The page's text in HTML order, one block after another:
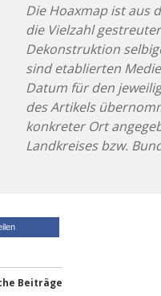
Die Hoaxmap ist aus
die Vielzahl
Dekonstruktion
sind etablierten
Datum für den
des Artikels
konkreter Ort
Landkreises bzw.
Beiträge